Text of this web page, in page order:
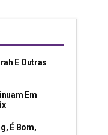
E Outras
Em
É Bom,